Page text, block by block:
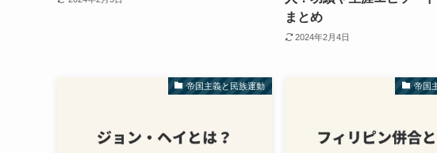
まとめ
2024年2月4日
帝国主義と民族運動 帝国